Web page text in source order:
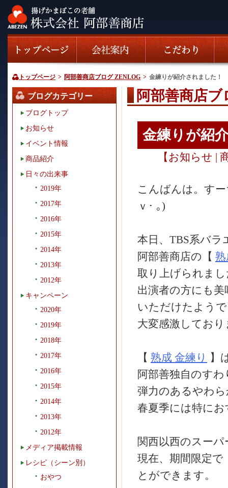
トップページ > 阿部善商店ブログ ZENLOG > 金練りが紹介されました！
ブログカテゴリー
ブログトップ
お知らせ
イベント情報
商品紹介
日々の出来事
2019年
2017年
2016年
2015年
2014年
2013年
2012年
キャンペーン
2020年
2019年
2018年
2017年
2016年
2015年
2014年
2013年
2012年
メディア掲載情報
レシピ（シーン別）
おやつ
阿部善商店
金練りが紹
【お知らせ |
こんばんは。す
ｖ･ ｡)
本日、TBS系バラ
阿部善商店の【
取り上げられま
出演者の方にも
いただけたよう
大変感激してお
【 熟成 金練り 】
阿部善独自のす
弾力のあるやわ
春夏季には特に
関西以西のスー
現在、期間限定で
とができます。